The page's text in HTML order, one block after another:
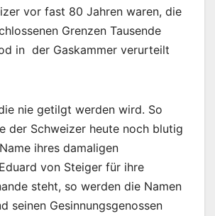
vor fast 80 Jahren waren, die
Grenzen Tausende
in der Gaskammer verurteilt
nie getilgt werden wird. So
der Schweizer heute noch blutig
ihres damaligen
von Steiger für ihre
steht, so werden die Namen
seinen Gesinnungsgenossen